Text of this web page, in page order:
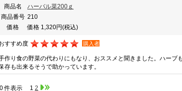
商品名
ハーバル菜200ｇ
商品番号 210
価格
価格 1,320円(税込)
すすめ度 購入者
作り食の野菜の代わりにもなり、おススメと聞きました。ハー
存も出来るそうで助かっています。
件表示 1 2